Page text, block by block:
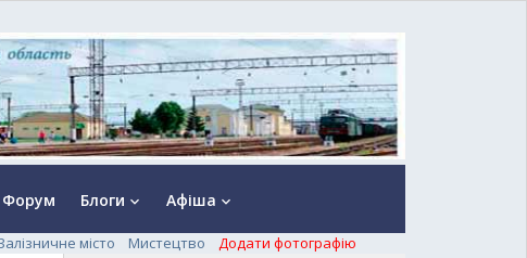
Форум Блоги keyboard_arrow_down Афіша keyboard_arrow_down
місто Мистецтво Додати фотографію